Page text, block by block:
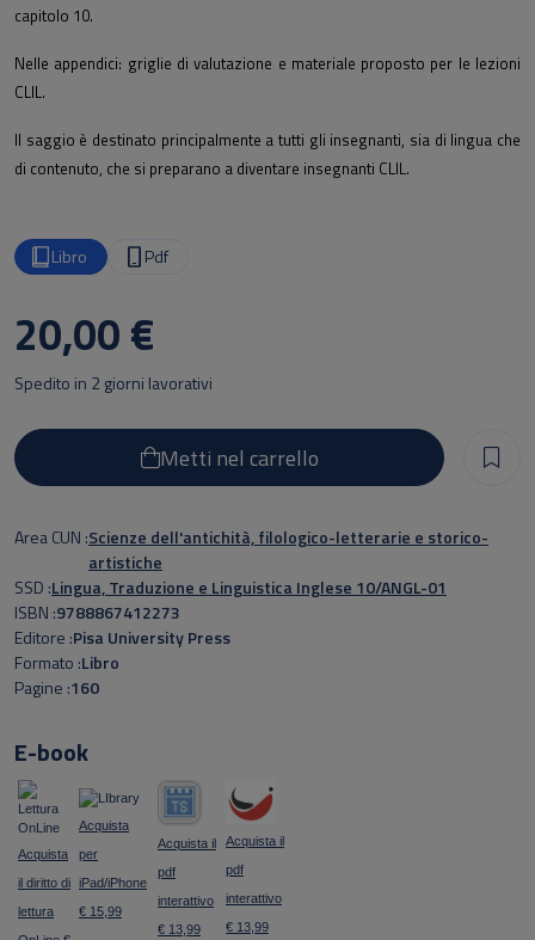
capitolo 10.
Nelle appendici: griglie di valutazione e materiale proposto per le lezioni
CLIL.
Il saggio è destinato principalmente a tutti gli insegnanti, sia di lingua che
di contenuto, che si preparano a diventare insegnanti CLIL.
Libro Pdf
20,00 €
Metti nel carrello
Spedito in 2 giorni lavorativi
Area CUN Scienze dell'antichità, filologico-letterarie e storico-
artistiche
SSD Lingua, Traduzione e Linguistica Inglese 10/ANGL-01
ISBN 9788867412273
Editore Pisa University Press
Formato Libro
Pagine 160
E-book
Acquista
il diritto di
lettura
Acquista
per
iPad/iPhone
€ 15,99
Acquista il
pdf
interattivo
€ 13,99
Acquista il
pdf
interattivo
€ 13,99